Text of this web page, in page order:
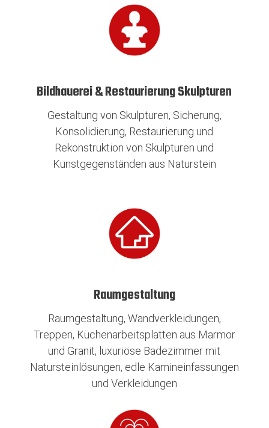
Bildhauerei & Restaurierung Skulpturen
Gestaltung von Skulpturen, Sicherung,
Konsolidierung, Restaurierung und
Rekonstruktion von Skulpturen und
Kunstgegenständen aus Naturstein
Raumgestaltung
Raumgestaltung, Wandverkleidungen,
Treppen, Küchenarbeitsplatten aus Marmor
und Granit, luxuriöse Badezimmer mit
Natursteinlösungen, edle Kamineinfassungen
und Verkleidungen